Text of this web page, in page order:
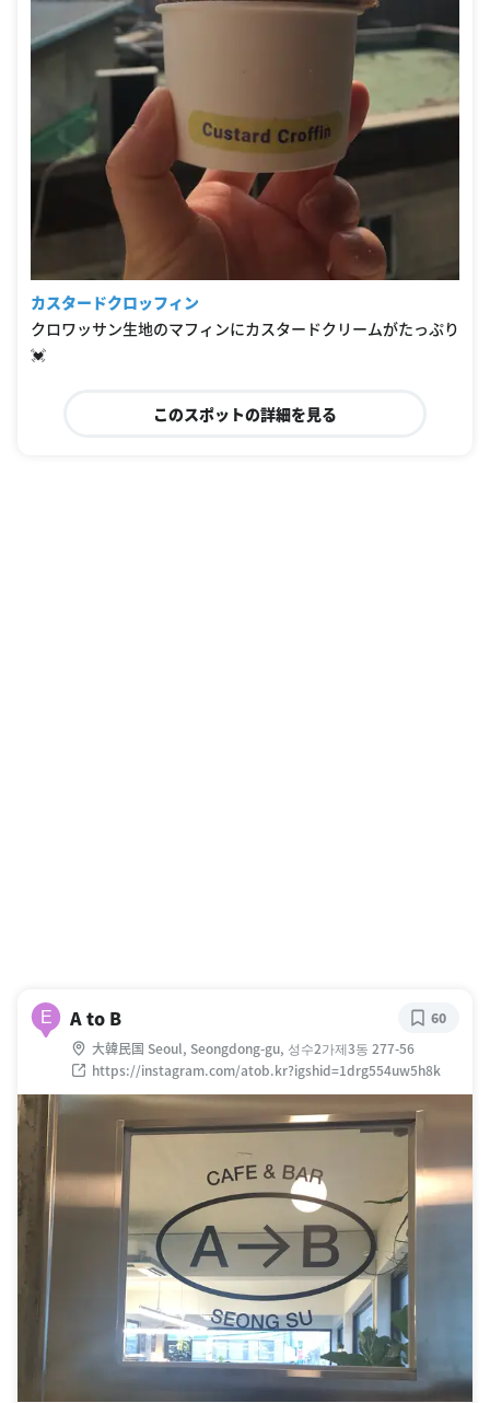
カスタードクロッフィン
クロワッサン生地のマフィンにカスタードクリームがたっぷり
💓
このスポットの詳細を見る
E A to B
大韓民国 Seoul, Seongdong-gu, 성수2가제3동 277-56
https://instagram.com/atob.kr?igshid=1drg554uw5h8k
60